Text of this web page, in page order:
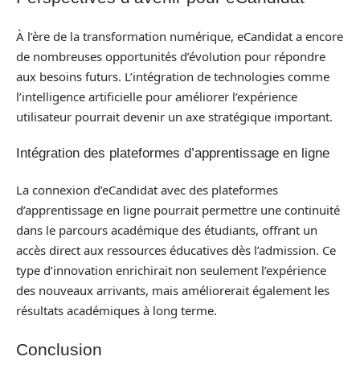
À l’ère de la transformation numérique, eCandidat a encore
de nombreuses opportunités d’évolution pour répondre
aux besoins futurs. L’intégration de technologies comme
l’intelligence artificielle pour améliorer l’expérience
utilisateur pourrait devenir un axe stratégique important.
Intégration des plateformes d’apprentissage en ligne
La connexion d’eCandidat avec des plateformes
d’apprentissage en ligne pourrait permettre une continuité
dans le parcours académique des étudiants, offrant un
accès direct aux ressources éducatives dès l’admission. Ce
type d’innovation enrichirait non seulement l’expérience
des nouveaux arrivants, mais améliorerait également les
résultats académiques à long terme.
Conclusion